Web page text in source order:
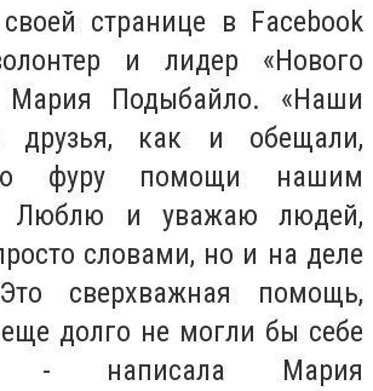
странице в Facebook
и лидер «Нового
Мария Подыбайло. «Наши
друзья, как и обещали,
ю фуру помощи нашим
Люблю и уважаю людей,
словами, но и на деле
сверхважная помощь,
долго не могли бы себе
- написала Мария